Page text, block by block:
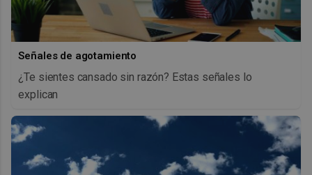
Señales de agotamiento
¿Te sientes cansado sin razón? Estas señales lo
explican